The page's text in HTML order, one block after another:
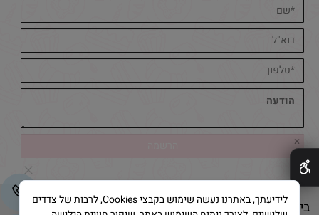
בייק אנד קייק © 2025 All Rights Reserved
✕
לידיעתך, באתרנו נעשה שימוש בקבצי Cookies, לרבות של צדדים